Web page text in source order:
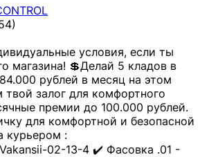
условия, если ты
магазина! 💲Делай 5 кладов в
рублей в месяц на этом
залог для комфортного
премии до 100.000 рублей.
для комфортной и безопасной
курьером :
02-13-4 ✔️ Фасовка .01 -